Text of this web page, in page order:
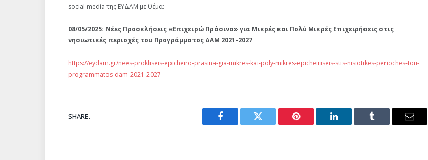
social media της ΕΥΔΑΜ με θέμα:
08/05/2025: Νέες Προσκλήσεις «Επιχειρώ Πράσινα» για Μικρές και Πολύ Μικρές Επιχειρήσεις στις
νησιωτικές περιοχές του Προγράμματος ΔΑΜ 2021-2027
https://eydam.gr/nees-prokliseis-epicheiro-prasina-gia-mikres-kai-poly-mikres-epicheiriseis-stis-nisiotikes-perioches-tou-
programmatos-dam-2021-2027
SHARE.
Facebook Twitter Pinterest LinkedIn Tumblr Email